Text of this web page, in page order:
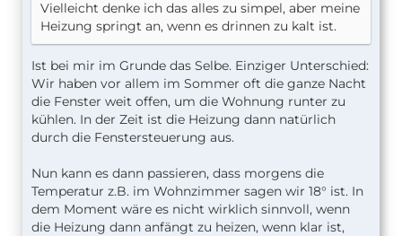
Vielleicht denke ich das alles zu simpel, aber meine
Heizung springt an, wenn es drinnen zu kalt ist.
Ist bei mir im Grunde das Selbe. Einziger Unterschied:
Wir haben vor allem im Sommer oft die ganze Nacht
die Fenster weit offen, um die Wohnung runter zu
kühlen. In der Zeit ist die Heizung dann natürlich
durch die Fenstersteuerung aus.
Nun kann es dann passieren, dass morgens die
Temperatur z.B. im Wohnzimmer sagen wir 18° ist. In
dem Moment wäre es nicht wirklich sinnvoll, wenn
die Heizung dann anfängt zu heizen, wenn klar ist,